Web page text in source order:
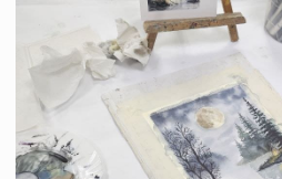
Расписание
наших занятий